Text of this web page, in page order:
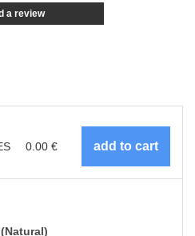
a review
0.00 €